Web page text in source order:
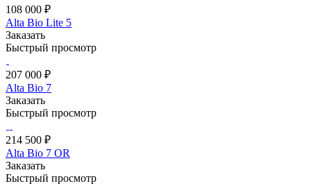
108 000 ₽
Alta Bio Lite 5
Заказать
Быстрый просмотр
207 000 ₽
Alta Bio 7
Заказать
Быстрый просмотр
214 500 ₽
Alta Bio 7 OR
Заказать
Быстрый просмотр